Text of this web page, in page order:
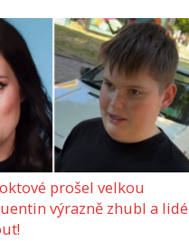
prošel velkou
výrazně zhubl a lidé